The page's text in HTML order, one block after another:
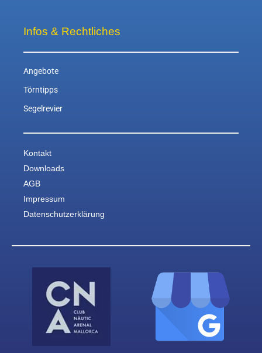
Infos & Rechtliches
Angebote
Törntipps
Segelrevier
Kontakt
Downloads
AGB
Impressum
Datenschutzerklärung